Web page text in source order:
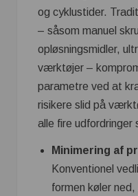
og cyklustider.
– såsom manuel
opløsningsmidler,
værktøjer –
parametre ved at
risikere slid på
alle fire udfordringer
Minimering af
Konventionel
formen køler